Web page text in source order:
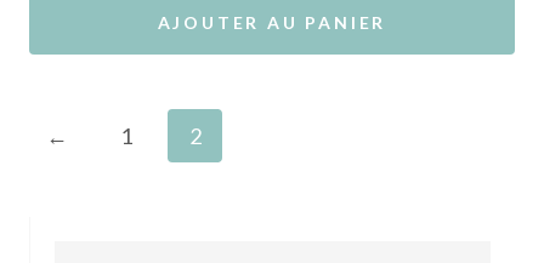
AJOUTER AU PANIER
← 1 2